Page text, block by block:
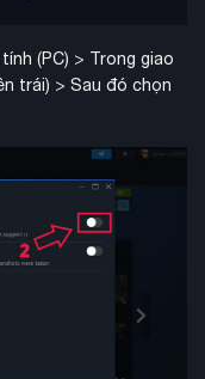
(PC) > Trong giao
trái) > Sau đó chọn